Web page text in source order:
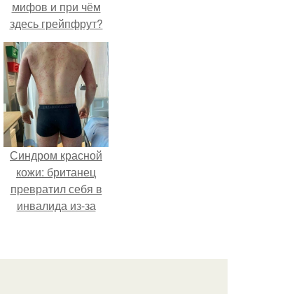
мифов и при чём
здесь грейпфрут?
Синдром красной
кожи: британец
превратил себя в
инвалида из-за
мази.